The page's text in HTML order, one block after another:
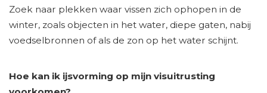
Zoek naar plekken waar vissen zich ophopen in de
winter, zoals objecten in het water, diepe gaten, nabij
voedselbronnen of als de zon op het water schijnt.
Hoe kan ik ijsvorming op mijn visuitrusting